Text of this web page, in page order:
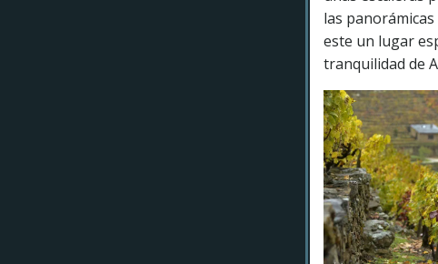
las
este un lugar
tranquilidad de